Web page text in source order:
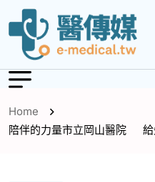
Home
陪伴的力量市立岡山醫院